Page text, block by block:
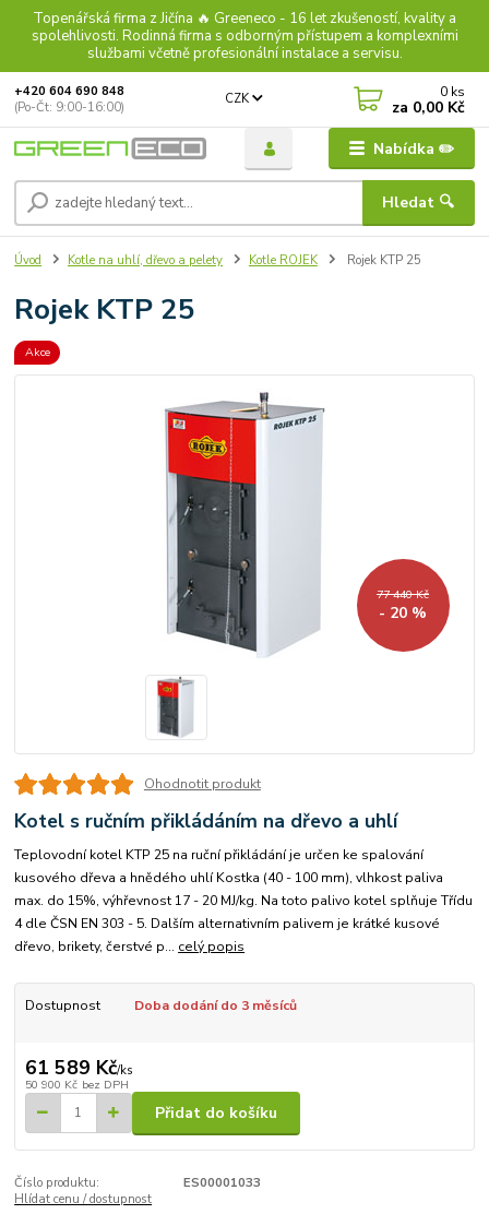
Topenářská firma z Jičína 🔥 Greeneco - 16 let zkušeností, kvality a
spolehlivosti. Rodinná firma s odborným přístupem a komplexními
službami včetně profesionální instalace a servisu.
Nabídka ✏️
CZK
Hledat 🔍
+420 604 690 848
(Po-Čt: 9:00-16:00)
0 ks
za 0,00 Kč
Úvod Kotle na uhlí, dřevo a pelety Kotle ROJEK Rojek KTP 25
Rojek KTP 25
Akce
77 440 Kč
- 20 %
Ohodnotit produkt
Kotel s ručním přikládáním na dřevo a uhlí
Teplovodní kotel KTP 25 na ruční přikládání je určen ke spalování
kusového dřeva a hnědého uhlí Kostka (40 - 100 mm), vlhkost paliva
max. do 15%, výhřevnost 17 - 20 MJ/kg. Na toto palivo kotel splňuje Třídu
4 dle ČSN EN 303 - 5. Dalším alternativním palivem je krátké kusové
dřevo, brikety, čerstvé p... celý popis
Dostupnost Doba dodání do 3 měsíců
61 589 Kč/ks
50 900 Kč bez DPH
Přidat do košíku
Číslo produktu:
ES00001033
Hlídat cenu / dostupnost